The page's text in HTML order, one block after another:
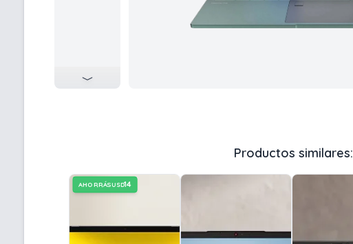
Productos similares:
AHORRÁSUSD14